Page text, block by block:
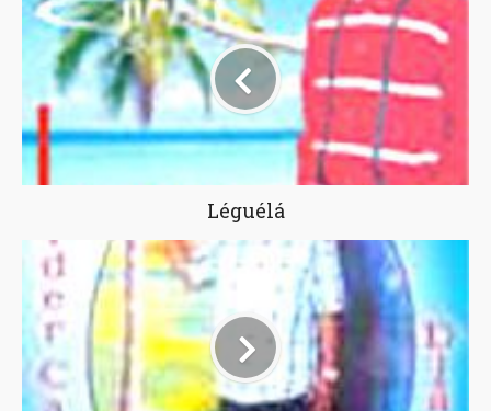
Léguélá